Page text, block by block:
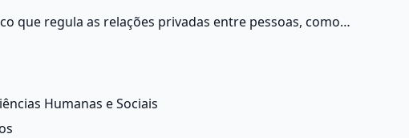
que regula as relações privadas entre pessoas, como
Humanas e Sociais